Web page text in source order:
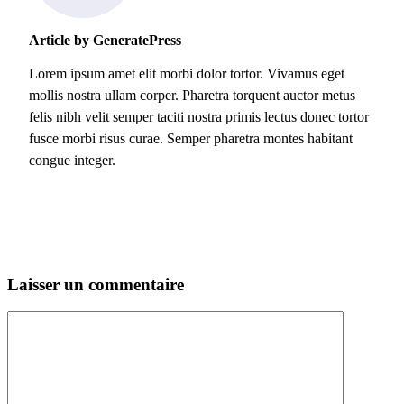
Article by GeneratePress
Lorem ipsum amet elit morbi dolor tortor. Vivamus eget
mollis nostra ullam corper. Pharetra torquent auctor metus
felis nibh velit semper taciti nostra primis lectus donec tortor
fusce morbi risus curae. Semper pharetra montes habitant
congue integer.
Laisser un commentaire